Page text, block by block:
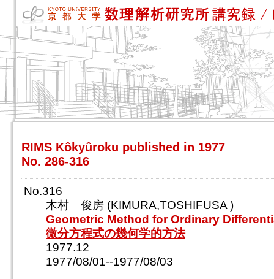
RIMS Kôkyûroku published in 1977
No. 286-316
No.316
木村 俊房 (KIMURA,TOSHIFUSA )
Geometric Method for Ordinary
微分方程式の幾何学的方法
1977.12
1977/08/01--1977/08/03